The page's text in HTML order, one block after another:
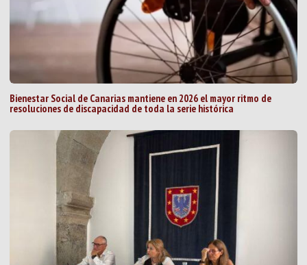
Bienestar Social de Canarias mantiene en 2026 el mayor ritmo de
resoluciones de discapacidad de toda la serie histórica